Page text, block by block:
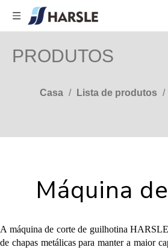
PRODUTOS
Casa / Lista de produtos /
Máquina
A máquina de corte de guilhotina
de chapas metálicas para manter a maior